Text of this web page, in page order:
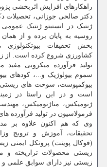
راهکارهای افزایش اثربخشی
ژنتیک در انستیتو ژنتیک
روسیه به پایان برده و از
بخش تحقیقات بیوتکنولوژی
کشاورزی شروع کرده است. از
تولید فرآورده میکروبی مفید
سموم بیولوژیک و...، کودهای
بیوکمپوست، سوخت های زیستی
است و در این راستا در
ژنومیکس، متاژنومیکس،
فرمولاسیون در تولید فرآورده
وی که هم اکنون علاوه بر
تحقیقات، آموزش و ترویج
(فوکال پوینت) پروتکل ایمنی
زیستی محصولات تراریخته و
زیستی نیز دارای سوابق علمی